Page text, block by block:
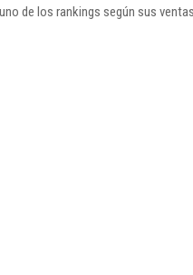
de los rankings según sus